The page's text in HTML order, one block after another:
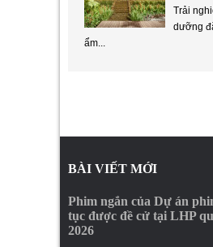
Trải
dưỡng
ẩm...
BÀI VIẾT MỚI
Phim ngắn của Dự án
tục được đề cử tại LHP
2026